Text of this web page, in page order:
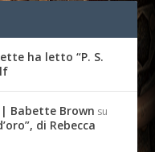
ha letto “P. S.
Babette Brown su
di Rebecca